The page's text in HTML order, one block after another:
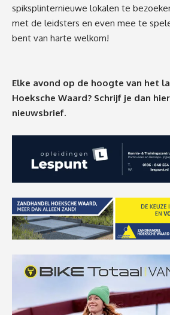
spiksplinternieuwe lokalen te
met de leidsters en even mee te
bent van harte welkom!
Elke avond op de hoogte van het
Hoeksche Waard? Schrijf je dan hier
nieuwsbrief.